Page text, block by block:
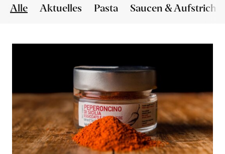
Alle Aktuelles Pasta Saucen & Aufstriche